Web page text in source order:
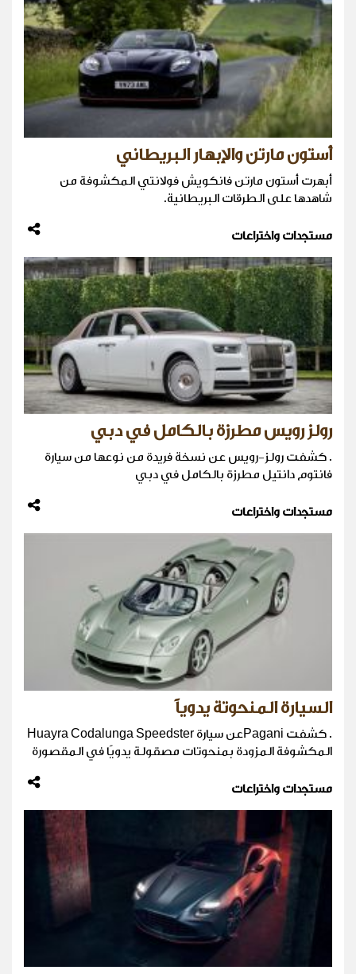
أستون مارتن والإبهار البريطاني
أبهرت أستون مارتن فانكويش فولانتي المكشوفة من
شاهدها على الطرقات البريطانية.
مستجدات واختراعات
رولز رويس مطرزة بالكامل في دبي
. كشفت رولز-رويس عن نسخة فريدة من نوعها من سيارة
فانتوم دانتيل مطرزة بالكامل في دبي
مستجدات واختراعات
السيارة المنحوتة يدوياً
. كشفت Paganiعن سيارة Huayra Codalunga Speedster
المكشوفة المزودة بمنحوتات مصقولة يدويًا في المقصورة
مستجدات واختراعات